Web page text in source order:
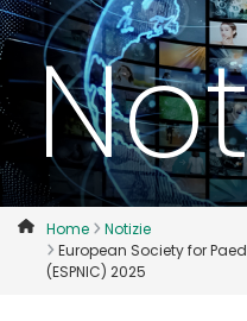
China
Home
Notizie
European Society for
(ESPNIC) 2025